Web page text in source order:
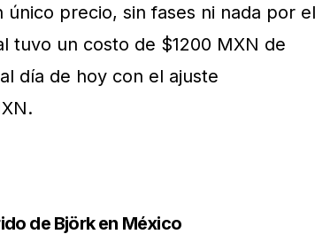
precio, sin fases ni nada por el
tuvo un costo de $1200 MXN de
día de hoy con el ajuste
de Björk en México